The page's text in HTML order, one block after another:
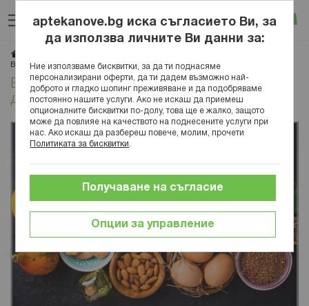
към
съдържанието
Вход
Витамин Е - ползи, начини за набавяне и допълнителен прием
Витамин Е - ползи, начини за набавяне и
допълнителен прием
aptekanove.bg иска съгласието Ви, за
да използва личните Ви данни за:
Ние използваме бисквитки, за да ти поднасяме
персонализирани оферти, да ти дадем възможно най-
доброто и гладко шопинг преживяване и да подобряваме
постоянно нашите услуги. Ако не искаш да приемеш
опционалните бисквитки по-долу, това ще е жалко, защото
може да повлияе на качеството на поднесените услуги при
нас. Ако искаш да разбереш повече, молим, прочети
Политиката за бисквитки
Опции за управление
Получаване на съгласие